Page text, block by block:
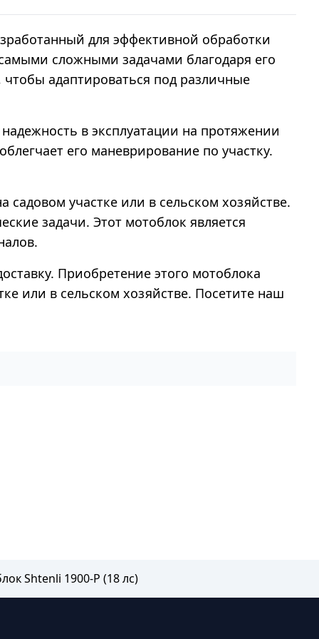
для эффективной обработки
сложными задачами благодаря его
адаптироваться под различные
в эксплуатации на протяжении
его маневрирование по участку.
садовом участке или в сельском хозяйстве.
задачи. Этот мотоблок является
Приобретение этого мотоблока
или в сельском хозяйстве. Посетите наш
Shtenli 1900-P (18 лс)